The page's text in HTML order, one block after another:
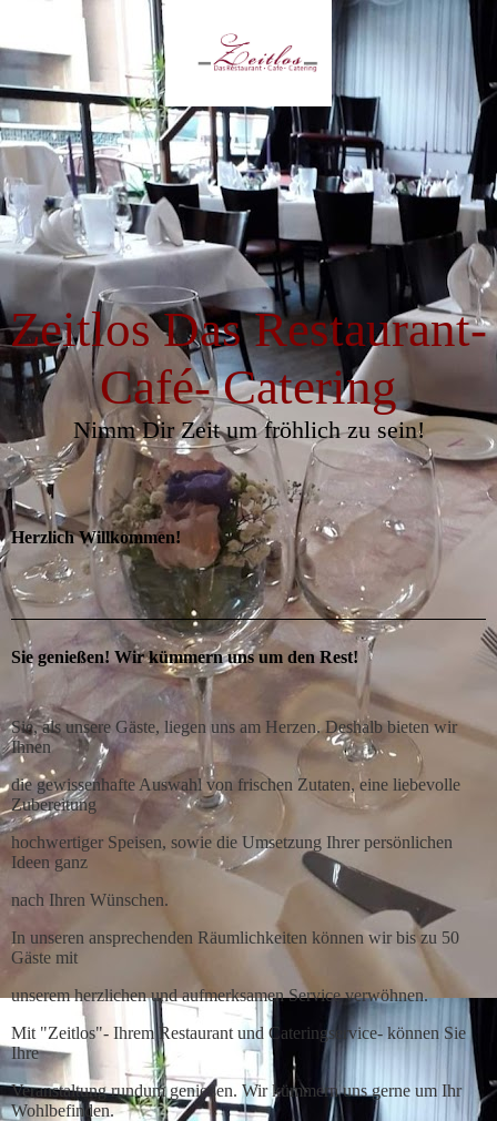
Zeitlos Das Restaurant-
Café- Catering
Nimm Dir Zeit um fröhlich zu sein!
Herzlich Willkommen!
Sie genießen! Wir kümmern uns um den Rest!
Sie, als unsere Gäste, liegen uns am Herzen. Deshalb bieten wir
Ihnen
die gewissenhafte Auswahl von frischen Zutaten, eine liebevolle
Zubereitung
hochwertiger Speisen, sowie die Umsetzung Ihrer persönlichen
Ideen ganz
nach Ihren Wünschen.
In unseren ansprechenden Räumlichkeiten können wir bis zu 50
Gäste mit
unserem herzlichen und aufmerksamen Service verwöhnen.
Mit "Zeitlos"- Ihrem Restaurant und Cateringservice- können Sie
Ihre
Veranstaltung rundum genießen. Wir kümmern uns gerne um Ihr
Wohlbefinden.